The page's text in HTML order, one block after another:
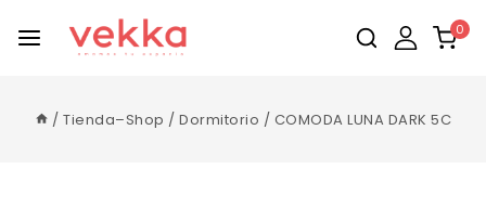
0
/ Tienda–Shop / Dormitorio / COMODA LUNA DARK 5C